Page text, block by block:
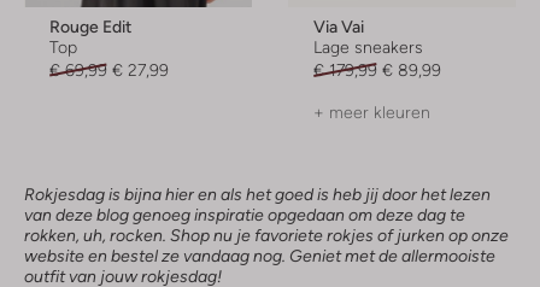
Rouge Edit
Top
€ 69,99 € 27,99
Via Vai
Lage sneakers
€ 179,99 € 89,99
+ meer kleuren
Rokjesdag is bijna hier en als het goed is heb jij door het lezen
van deze blog genoeg inspiratie opgedaan om deze dag te
rokken, uh, rocken. Shop nu je favoriete rokjes of jurken op onze
website en bestel ze vandaag nog. Geniet met de allermooiste
outfit van jouw rokjesdag!